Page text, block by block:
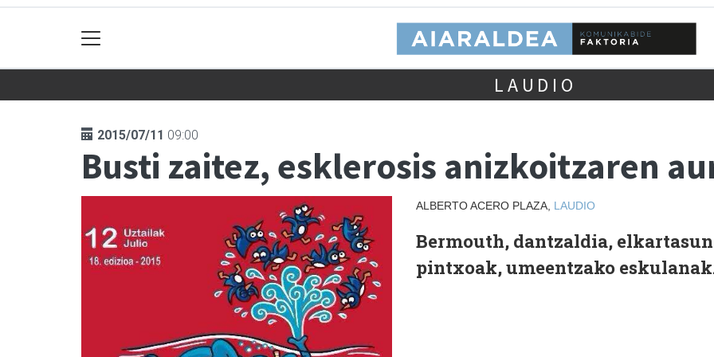
LAUDIO
2015/07/11 09:00
Busti zaitez, esklerosis anizkoitzaren
ALBERTO ACERO PLAZA, LAUDIO
Bermouth, dantzaldia, elkartasun
pintxoak, umeentzako